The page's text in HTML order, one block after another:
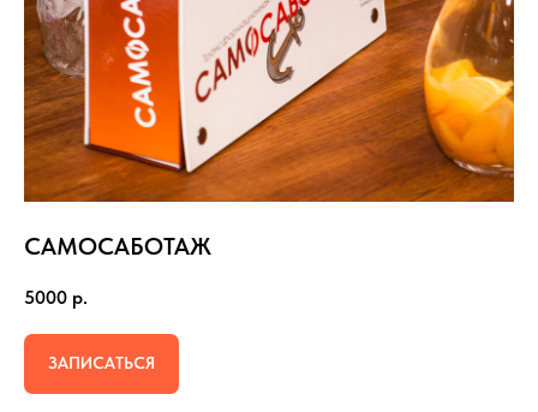
САМОСАБОТАЖ
5000 р.
ЗАПИСАТЬСЯ